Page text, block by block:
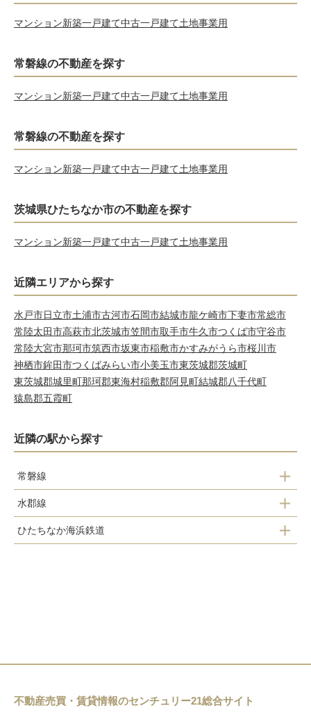
マンション新築一戸建て中古一戸建て土地事業用
常磐線の不動産を探す
マンション新築一戸建て中古一戸建て土地事業用
常磐線の不動産を探す
マンション新築一戸建て中古一戸建て土地事業用
茨城県ひたちなか市の不動産を探す
マンション新築一戸建て中古一戸建て土地事業用
近隣エリアから探す
水戸市日立市土浦市古河市石岡市結城市龍ケ崎市下妻市常総市
常陸太田市高萩市北茨城市笠間市取手市牛久市つくば市守谷市
常陸大宮市那珂市筑西市坂東市稲敷市かすみがうら市桜川市
神栖市鉾田市つくばみらい市小美玉市東茨城郡茨城町
東茨城郡城里町那珂郡東海村稲敷郡阿見町結城郡八千代町
猿島郡五霞町
近隣の駅から探す
常磐線
勝田駅
佐和駅
水郡線
常陸青柳駅
ひたちなか海浜鉄道
那珂湊駅
不動産売買・賃貸情報のセンチュリー21総合サイト